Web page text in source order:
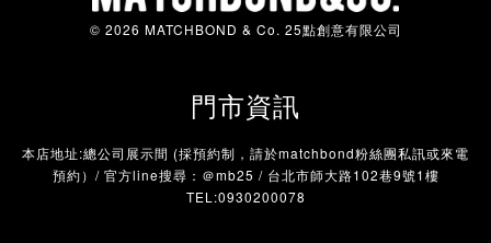
© 2026 MATCHBOND & Co. 25點創意有限公司
門市資訊
本店地址:總公司展示間 (採預約制，請於matchbond粉絲團私訊或來電
預約）/ 官方line搜尋：＠mb25 / 台北市師大路102巷9號1樓
TEL:0930200078